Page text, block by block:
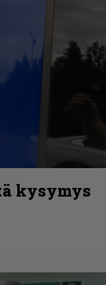
kysymys